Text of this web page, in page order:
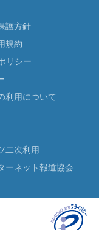
護方針
規約
リシー
利用について
二次利用
ーネット報道協会